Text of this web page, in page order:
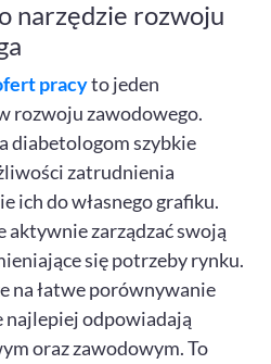
narzędzie rozwoju
pracyto jeden
rozwoju zawodowego.
diabetologom szybkie
zatrudnienia
ich do własnego grafiku.
aktywnie zarządzać swoją
się potrzeby rynku.
na łatwe porównywanie
odpowiadają
oraz zawodowym. To